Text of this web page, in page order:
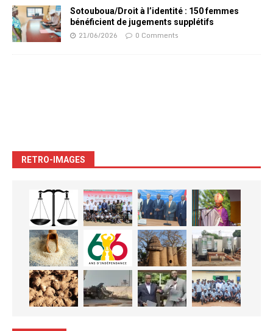
Sotouboua/Droit à l’identité : 150 femmes
bénéficient de jugements supplétifs
21/06/2026 0 Comments
RETRO-IMAGES